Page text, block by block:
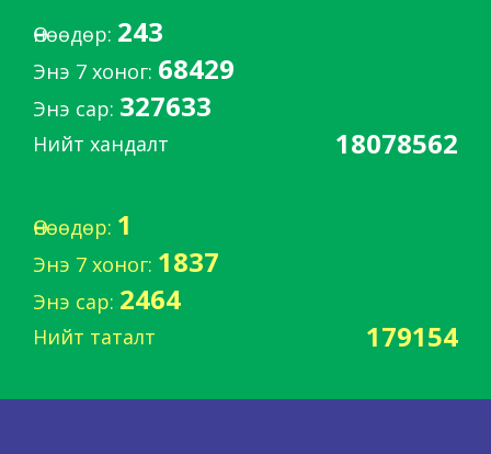
Өнөөдөр: 243
Энэ 7 хоног: 68429
Энэ сар: 327633
Нийт хандалт 18078562
Өнөөдөр: 1
Энэ 7 хоног: 1837
Энэ сар: 2464
Нийт таталт 179154